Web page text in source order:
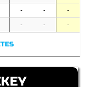
- - -
- - -